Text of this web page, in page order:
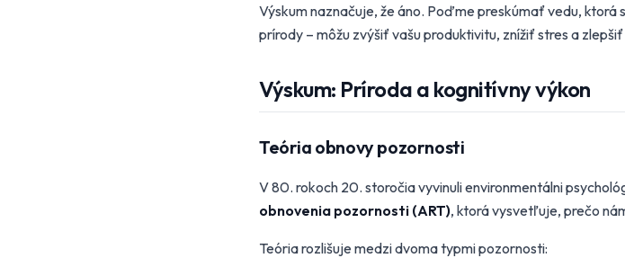
Výskum naznačuje, že áno. Poďme preskúmať vedu,
prírody – môžu zvýšiť vašu produktivitu, znížiť stres a
Výskum: Príroda a kognitívny výkon
Teória obnovy pozornosti
V 80. rokoch 20. storočia vyvinuli environmentálni
obnovenia pozornosti (ART), ktorá vysvetľuje, prečo
Teória rozlišuje medzi dvoma typmi pozornosti: